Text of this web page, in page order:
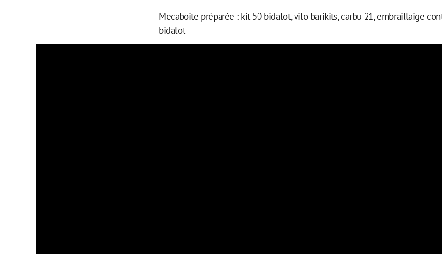
Mecaboite préparée : kit 50 bidalot, vilo barikits, carbu 21, embraillaige
bidalot